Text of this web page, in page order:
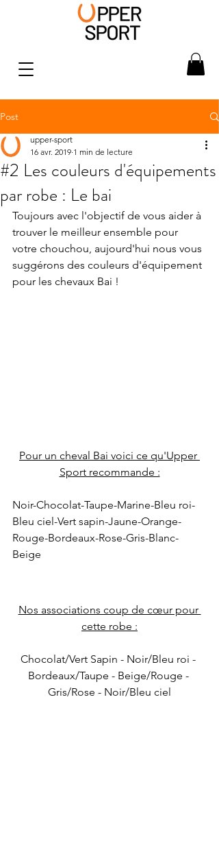
Post
#2 Les couleurs d'équipements
par robe : Le bai
upper-sport
16 avr. 2019 1 min de lecture
Toujours avec l'objectif de vous aider à
trouver le meilleur ensemble pour
votre chouchou, aujourd'hui nous vous
suggérons des couleurs d'équipement
pour les chevaux Bai !
Pour un cheval Bai voici ce qu'Upper
Sport recommande :
Noir-Chocolat-Taupe-Marine-Bleu roi-
Bleu ciel-Vert sapin-Jaune-Orange-
Rouge-Bordeaux-Rose-Gris-Blanc-
Beige
Nos associations coup de cœur pour
cette robe :
Chocolat/Vert Sapin - Noir/Bleu roi -
Bordeaux/Taupe - Beige/Rouge -
Gris/Rose - Noir/Bleu ciel